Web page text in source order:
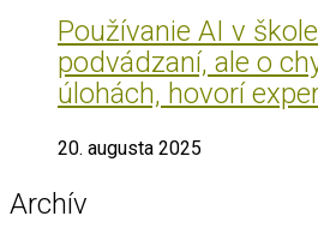
Používanie AI v
podvádzaní, ale o
úlohách, hovorí
20. augusta 2025
Archív